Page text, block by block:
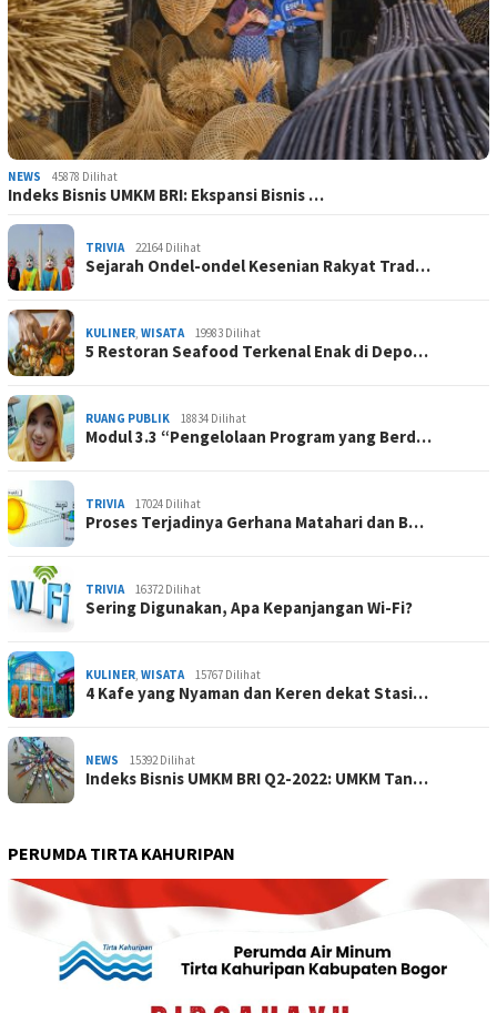
NEWS 45878 Dilihat
Indeks Bisnis UMKM BRI: Ekspansi Bisnis …
TRIVIA 22164 Dilihat
Sejarah Ondel-ondel Kesenian Rakyat Trad…
KULINER WISATA 19983 Dilihat
5 Restoran Seafood Terkenal Enak di Depo…
RUANG PUBLIK 18834 Dilihat
Modul 3.3 “Pengelolaan Program yang Berd…
TRIVIA 17024 Dilihat
Proses Terjadinya Gerhana Matahari dan B…
TRIVIA 16372 Dilihat
Sering Digunakan, Apa Kepanjangan Wi-Fi?
KULINER WISATA 15767 Dilihat
4 Kafe yang Nyaman dan Keren dekat Stasi…
NEWS 15392 Dilihat
Indeks Bisnis UMKM BRI Q2-2022: UMKM Tan…
PERUMDA TIRTA KAHURIPAN